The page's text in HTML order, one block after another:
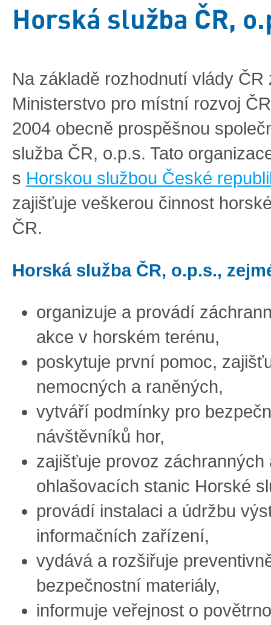
Horská služba ČR,
Na základě rozhodnutí vlády ČR
Ministerstvo pro místní rozvoj
2004 obecně prospěšnou
služba ČR, o.p.s. Tato
s Horskou službou České
zajišťuje veškerou činnost
ČR.
Horská služba ČR, o.p.s.,
organizuje a provádí
akce v horském terénu,
poskytuje první pomoc,
nemocných a raněných,
vytváří podmínky pro
návštěvníků hor,
zajišťuje provoz záchranných
ohlašovacích stanic Horské
provádí instalaci a údržbu
informačních zařízení,
vydává a rozšiřuje
bezpečnostní materiály,
informuje veřejnost o